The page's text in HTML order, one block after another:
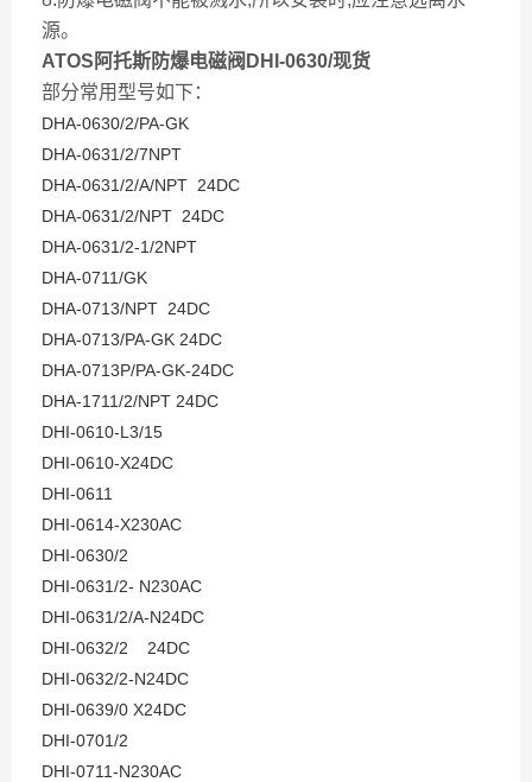
源。
ATOS阿托斯防爆电磁阀DHI-0630/现货
部分常用型号如下：
DHA-0630/2/PA-GK
DHA-0631/2/7NPT
DHA-0631/2/A/NPT 24DC
DHA-0631/2/NPT 24DC
DHA-0631/2-1/2NPT
DHA-0711/GK
DHA-0713/NPT 24DC
DHA-0713/PA-GK 24DC
DHA-0713P/PA-GK-24DC
DHA-1711/2/NPT 24DC
DHI-0610-L3/15
DHI-0610-X24DC
DHI-0611
DHI-0614-X230AC
DHI-0630/2
DHI-0631/2- N230AC
DHI-0631/2/A-N24DC
DHI-0632/2 24DC
DHI-0632/2-N24DC
DHI-0639/0 X24DC
DHI-0701/2
DHI-0711-N230AC